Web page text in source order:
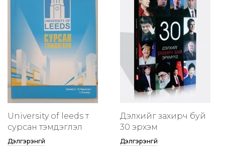
University of leeds т
сурсан тэмдэглэл
Дэлгэрэнгүй
Дэлхийг захирч буй
30 эрхэм
Дэлгэрэнгүй